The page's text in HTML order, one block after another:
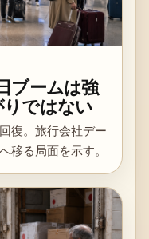
ブームは強
ではない
復。旅行会社デー
移る局面を示す。